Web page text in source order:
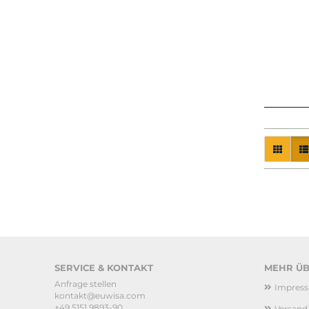
MEHR
SERVICE & KONTAKT
Anfrage stellen
kontakt@euwisa.com